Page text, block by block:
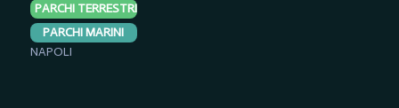
PARCHI TERRESTRI
PARCHI MARINI
NAPOLI